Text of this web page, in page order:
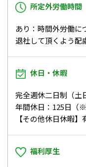
所定外労働時間
あり：時間外労働に
退社して頂くよう配
休日・休暇
完全週休二日制（土
年間休日：125日（
【その他休日休暇
福利厚生